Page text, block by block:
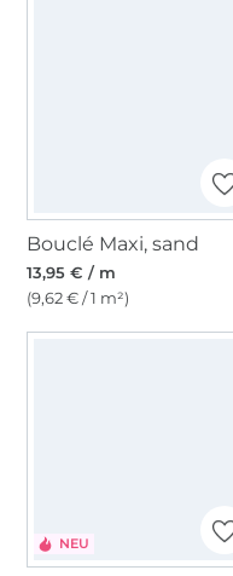
Bouclé Maxi, sand
13,95 € / m
(9,62 € / 1 m²)
NEU